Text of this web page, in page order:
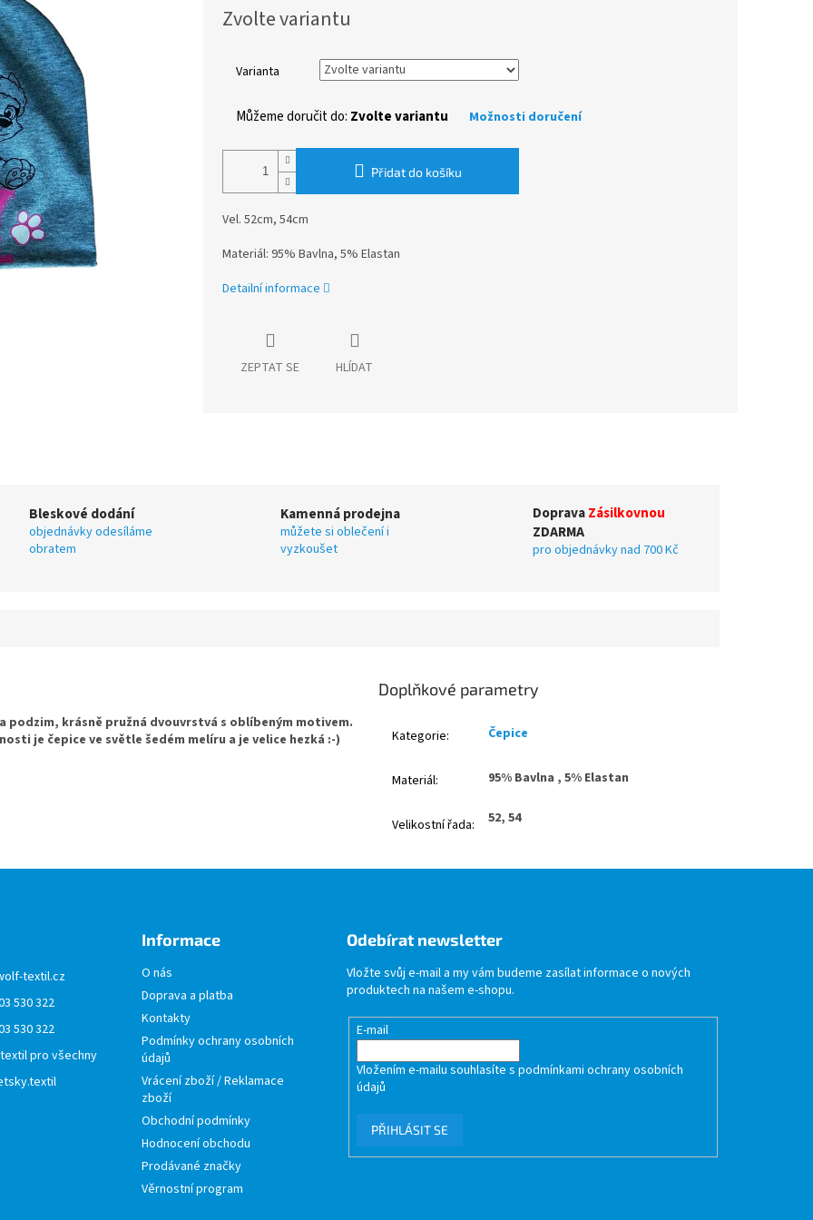
cena:
Zvolte variantu
Varianta
Můžeme doručit do: Zvolte variantu Možnosti doručení
Přidat do košíku
Vel. 52cm, 54cm
Materiál: 95% Bavlna, 5% Elastan
Detailní informace
ZEPTAT SE HLÍDAT
Bleskové dodání
objednávky odesíláme
obratem
Kamenná prodejna
můžete si oblečení i
vyzkoušet
DopravaZásilkovnou
ZDARMA
pro objednávky nad 700 Kč
podzim, krásně pružná dvouvrstvá s oblíbeným motivem.
je čepice ve světle šedém melíru a je velice hezká :-)
Doplňkové parametry
Kategorie: Čepice
Materiál: 95% Bavlna , 5% Elastan
Velikostní řada: 52, 54
textil.cz
530 322
530 322
pro všechny
Informace
O nás
Doprava a platba
Kontakty
Podmínky ochrany osobních
údajů
Vrácení zboží / Reklamace
zboží
Obchodní podmínky
Hodnocení obchodu
Prodávané značky
Věrnostní program
Odebírat newsletter
Vložte svůj e-mail a my vám budeme zasílat informace o nových
produktech na našem e-shopu.
E-mail
Vložením e-mailu souhlasíte spodmínkami ochrany osobních
údajů
PŘIHLÁSIT SE